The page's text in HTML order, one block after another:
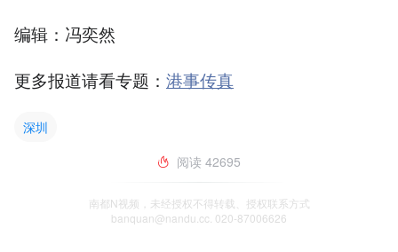
编辑：冯奕然
更多报道请看专题： 港事传真
深圳
阅读 42695
南都N视频，未经授权不得转载、授权联系方式
banquan@nandu.cc. 020-87006626